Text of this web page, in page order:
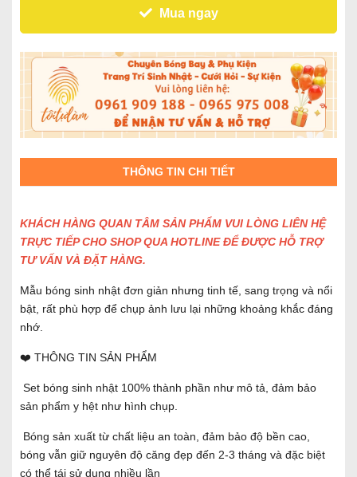
Mua ngay
THÔNG TIN CHI TIẾT
KHÁCH HÀNG QUAN TÂM SẢN PHẨM VUI LÒNG LIÊN HỆ
TRỰC TIẾP CHO SHOP QUA HOTLINE ĐỂ ĐƯỢC HỖ TRỢ
TƯ VẤN VÀ ĐẶT HÀNG.
Mẫu bóng sinh nhật đơn giản nhưng tinh tế, sang trọng và nổi
bật, rất phù hợp để chụp ảnh lưu lại những khoảng khắc đáng
nhớ.
❤️ THÔNG TIN SẢN PHẨM
Set bóng sinh nhật 100% thành phần như mô tả, đảm bảo
sản phẩm y hệt như hình chụp.
Bóng sản xuất từ chất liệu an toàn, đảm bảo độ bền cao,
bóng vẫn giữ nguyên độ căng đẹp đến 2-3 tháng và đặc biệt
có thể tái sử dụng nhiều lần